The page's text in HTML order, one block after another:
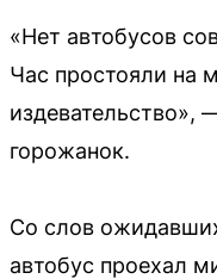
«Нет автобусов
Час простояли на
издевательство»,
горожанок.
Со слов
автобус проехал